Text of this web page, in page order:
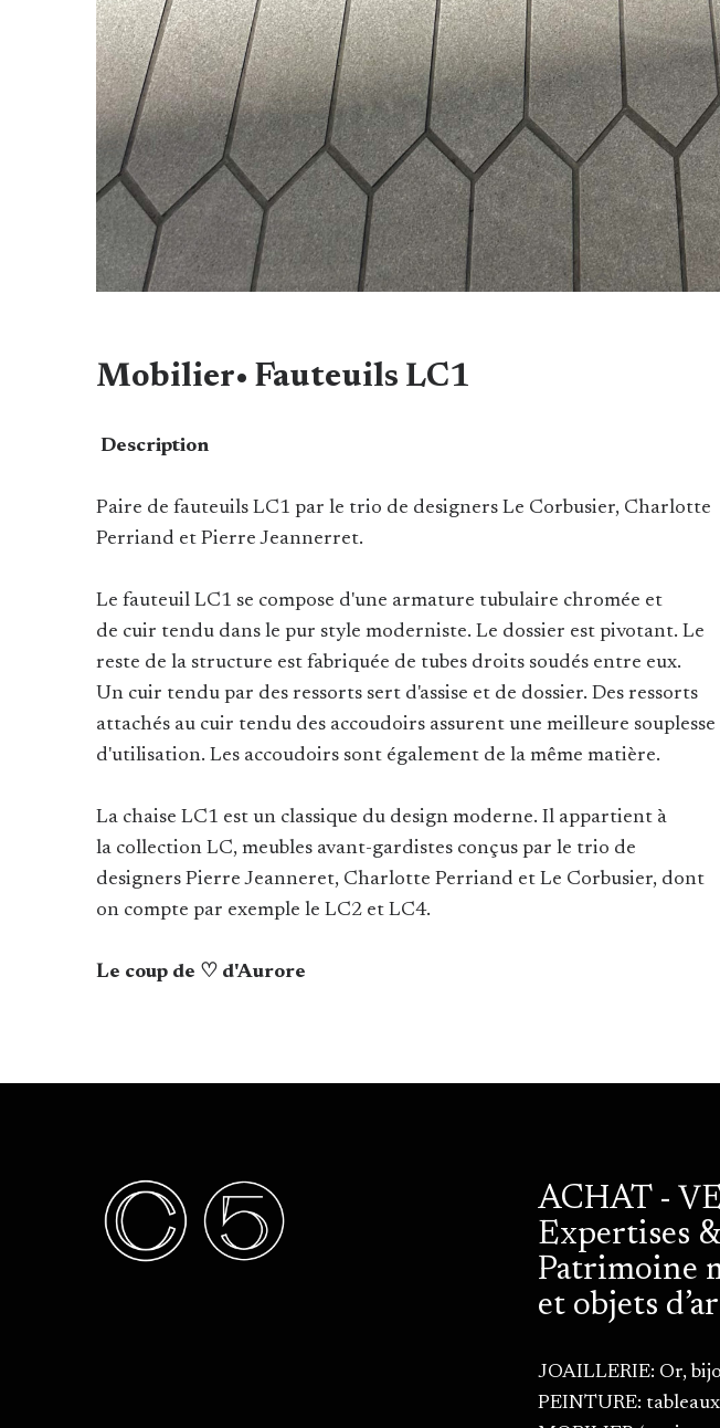
Mobilier• Fauteuils LC1
Description
Paire de fauteuils LC1 par le trio de designers Le Corbusier, Charlotte
Perriand et Pierre Jeannerret.
Le fauteuil LC1 se compose d'une armature tubulaire chromée et
de cuir tendu dans le pur style moderniste. Le dossier est pivotant. Le
reste de la structure est fabriquée de tubes droits soudés entre eux.
Un cuir tendu par des ressorts sert d'assise et de dossier. Des ressorts
attachés au cuir tendu des accoudoirs assurent une meilleure souplesse
d'utilisation. Les accoudoirs sont également de la même matière.
La chaise LC1 est un classique du design moderne. Il appartient à
la collection LC, meubles avant-gardistes conçus par le trio de
designers Pierre Jeanneret, Charlotte Perriand et Le Corbusier, dont
on compte par exemple le LC2 et LC4.
Le coup de ♡ d'Aurore
ACHAT -
Expertises
Patrimoine
et objets
JOAILLERIE: Or,
PEINTURE: